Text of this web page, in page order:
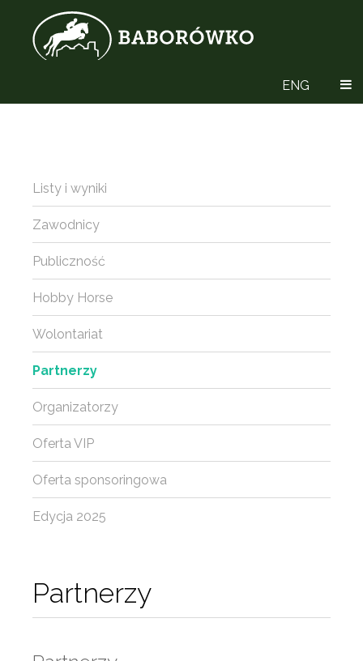
ENG
Partnerzy
Listy i wyniki
Zawodnicy
Publiczność
Hobby Horse
Wolontariat
Partnerzy
Organizatorzy
Oferta VIP
Oferta sponsoringowa
Edycja 2025